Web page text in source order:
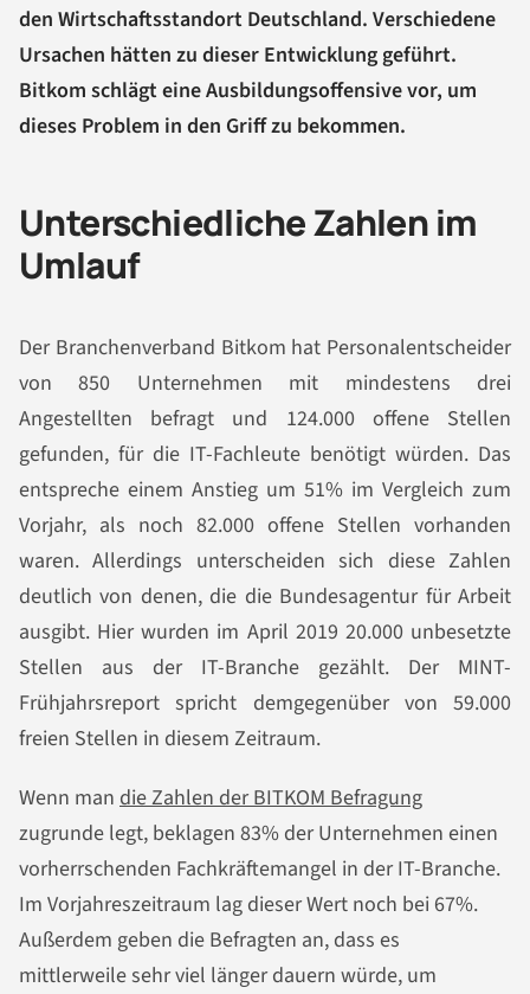
den Wirtschaftsstandort Deutschland. Verschiedene
Ursachen hätten zu dieser Entwicklung geführt.
Bitkom schlägt eine Ausbildungsoffensive vor, um
dieses Problem in den Griff zu bekommen.
Unterschiedliche Zahlen im
Umlauf
Der Branchenverband Bitkom hat Personalentscheider
von 850 Unternehmen mit mindestens drei
Angestellten befragt und 124.000 offene Stellen
gefunden, für die IT-Fachleute benötigt würden. Das
entspreche einem Anstieg um 51% im Vergleich zum
Vorjahr, als noch 82.000 offene Stellen vorhanden
waren. Allerdings unterscheiden sich diese Zahlen
deutlich von denen, die die Bundesagentur für Arbeit
ausgibt. Hier wurden im April 2019 20.000 unbesetzte
Stellen aus der IT-Branche gezählt. Der MINT-
Frühjahrsreport spricht demgegenüber von 59.000
freien Stellen in diesem Zeitraum.
Wenn man die Zahlen der BITKOM Befragung
zugrunde legt, beklagen 83% der Unternehmen einen
vorherrschenden Fachkräftemangel in der IT-Branche.
Im Vorjahreszeitraum lag dieser Wert noch bei 67%.
Außerdem geben die Befragten an, dass es
mittlerweile sehr viel länger dauern würde, um